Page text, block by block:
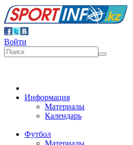
Войти
Информация
Материалы
Календарь
Футбол
Материалы